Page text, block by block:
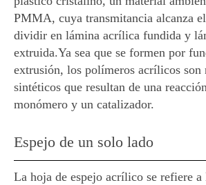
PMMA, cuya transmitancia alcanza
dividir en lámina acrílica fundida y
extruida.Ya sea que se formen por
extrusión, los polímeros acrílicos son
sintéticos que resultan de una
monómero y un catalizador.
Espejo de un solo lado
La hoja de espejo acrílico se refiere a